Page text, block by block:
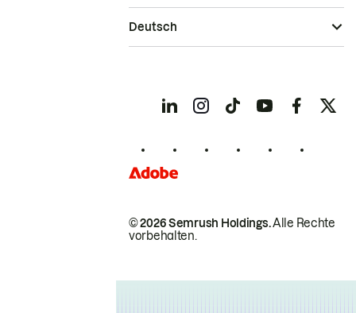
© 2026 Semrush Holdings.Alle Rechte
vorbehalten.
Deutsch